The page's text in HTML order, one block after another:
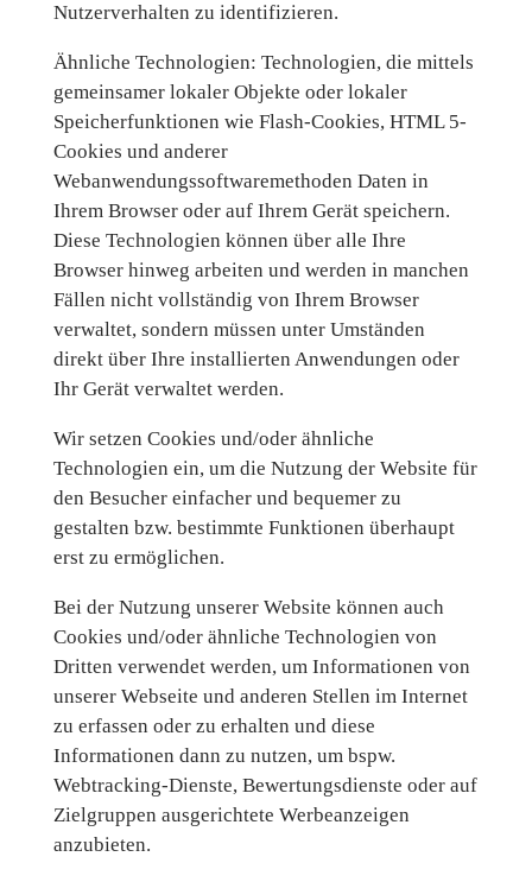
Nutzerverhalten zu identifizieren.
Ähnliche Technologien: Technologien, die mittels
gemeinsamer lokaler Objekte oder lokaler
Speicherfunktionen wie Flash-Cookies, HTML 5-
Cookies und anderer
Webanwendungssoftwaremethoden Daten in
Ihrem Browser oder auf Ihrem Gerät speichern.
Diese Technologien können über alle Ihre
Browser hinweg arbeiten und werden in manchen
Fällen nicht vollständig von Ihrem Browser
verwaltet, sondern müssen unter Umständen
direkt über Ihre installierten Anwendungen oder
Ihr Gerät verwaltet werden.
Wir setzen Cookies und/oder ähnliche
Technologien ein, um die Nutzung der Website für
den Besucher einfacher und bequemer zu
gestalten bzw. bestimmte Funktionen überhaupt
erst zu ermöglichen.
Bei der Nutzung unserer Website können auch
Cookies und/oder ähnliche Technologien von
Dritten verwendet werden, um Informationen von
unserer Webseite und anderen Stellen im Internet
zu erfassen oder zu erhalten und diese
Informationen dann zu nutzen, um bspw.
Webtracking-Dienste, Bewertungsdienste oder auf
Zielgruppen ausgerichtete Werbeanzeigen
anzubieten.